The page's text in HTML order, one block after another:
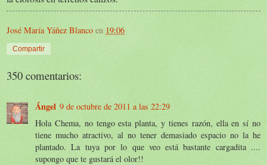
José María Yáñez Blanco en 19:06
Compartir
350 comentarios:
Ángel 9 de octubre de 2011 a las 22:29
Hola Chema, no tengo esta planta, y tienes razón, ella en sí no
tiene mucho atractivo, al no tener demasiado espacio no la he
plantado. La tuya por lo que veo está bastante cargadita ....
supongo que te gustará el olor!!